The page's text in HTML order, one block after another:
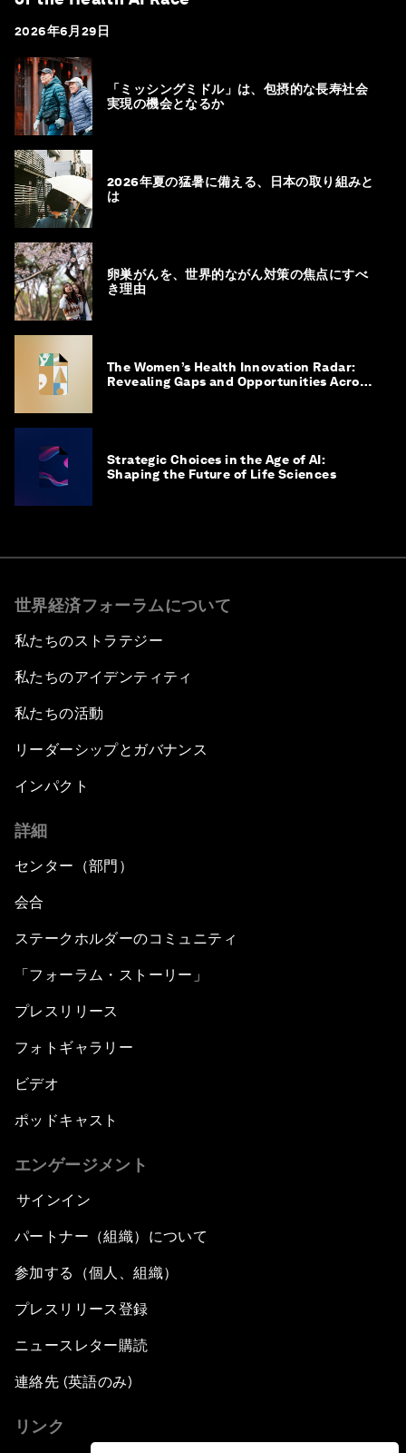
2026年6月29日
「ミッシングミドル」は、包摂的な長寿社会
実現の機会となるか
2026年夏の猛暑に備える、日本の取り組みと
は
卵巣がんを、世界的ながん対策の焦点にすべ
き理由
The Women’s Health Innovation Radar:
Revealing Gaps and Opportunities Across
Strategic Choices in the Age of AI:
Shaping the Future of Life Sciences
世界経済フォーラムについて
私たちのストラテジー
私たちのアイデンティティ
私たちの活動
リーダーシップとガバナンス
インパクト
詳細
センター（部門）
会合
ステークホルダーのコミュニティ
「フォーラム・ストーリー」
プレスリリース
フォトギャラリー
ビデオ
ポッドキャスト
エンゲージメント
サインイン
パートナー（組織）について
参加する（個人、組織）
プレスリリース登録
ニュースレター購読
連絡先 (英語のみ)
リンク